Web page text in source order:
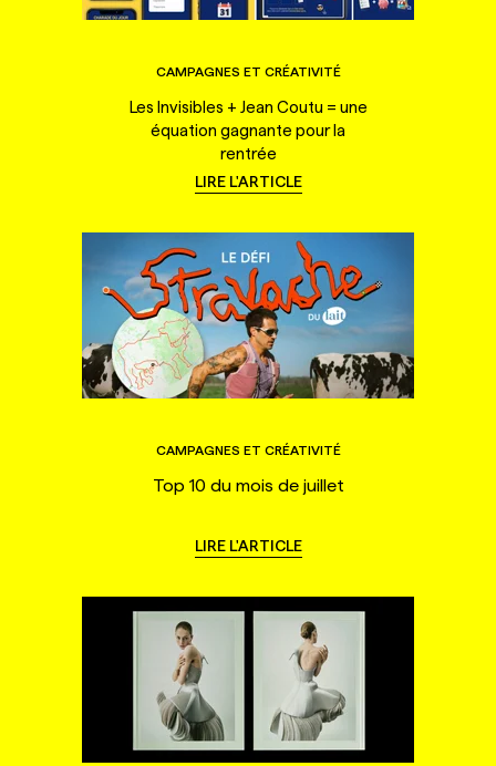
CAMPAGNES ET CRÉATIVITÉ
Les Invisibles + Jean Coutu = une
équation gagnante pour la
rentrée
LIRE L'ARTICLE
CAMPAGNES ET CRÉATIVITÉ
Top 10 du mois de juillet
LIRE L'ARTICLE